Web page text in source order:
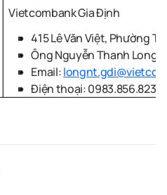
Vietcombank Gia Định
415 Lê Văn Việt, Phường
Ông Nguyễn Thanh
Email:
Điện thoại: 0983.856.823